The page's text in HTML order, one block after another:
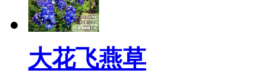
大花飞燕草